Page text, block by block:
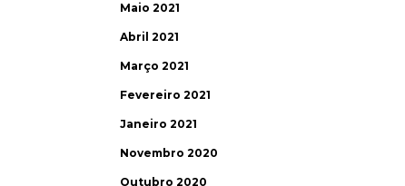
Maio 2021
Abril 2021
Março 2021
Fevereiro 2021
Janeiro 2021
Novembro 2020
Outubro 2020